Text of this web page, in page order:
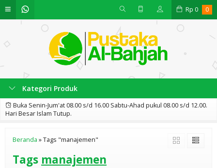
Rp 0 0
Kategori Produk
Buka Senin-Jum'at 08.00 s/d 16.00 Sabtu-Ahad pukul 08.00 s/d 12.00.
Hari Besar Islam Tutup.
Beranda »Tags "manajemen"
Tags manajemen